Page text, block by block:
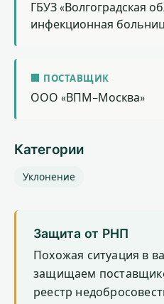
ГБУЗ «Волгоградская
инфекционная
🏢 ПОСТАВЩИК
ООО «ВПМ-Москва»
Категории
Уклонение
Защита от РНП
Похожая ситуация в
защищаем
реестр